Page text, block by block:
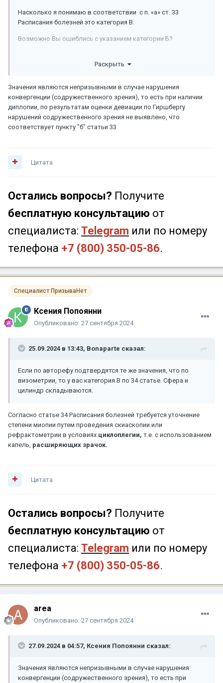
Насколько я понимаю в соответствии с п. «а» ст. 33
Расписания болезней это категория В.
Возможно Вы ошиблись с указанием категории Б?
Раскрыть
Значения являются непризывными в случае нарушения
конвергенции (содружественного зрения), то есть при наличии
диплопии, по результатам оценки девиации по Гиршбергу
нарушений содружественного зрения не выявлено, что
соответствует пункту "б" статьи 33
Цитата
Остались вопросы? Получите
бесплатную консультацию от
специалиста: Telegram или по номеру
телефона +7 (800) 350-05-86.
Специалист ПризываНет
Ксения Попоянни
Опубликовано: 27 сентября 2024
25.09.2024 в 13:43, Bonaparte сказал:
Если по авторефу подтвердятся те же значения, что по
визометрии, то у вас категория В по 34 статье. Сфера и
цилиндр складываются.
Согласно статье 34 Расписания болезней требуется уточнение
степени миопии путем проведения скиаскопии или
рефрактометрии в условиях циклоплегии, т.е. с использованием
капель, расширяющих зрачок.
Цитата
Остались вопросы? Получите
бесплатную консультацию от
специалиста: Telegram или по номеру
телефона +7 (800) 350-05-86.
area
Опубликовано: 27 сентября 2024
27.09.2024 в 04:57, Ксения Попоянни сказал:
Значения являются непризывными в случае нарушения
конвергенции (содружественного зрения), то есть при